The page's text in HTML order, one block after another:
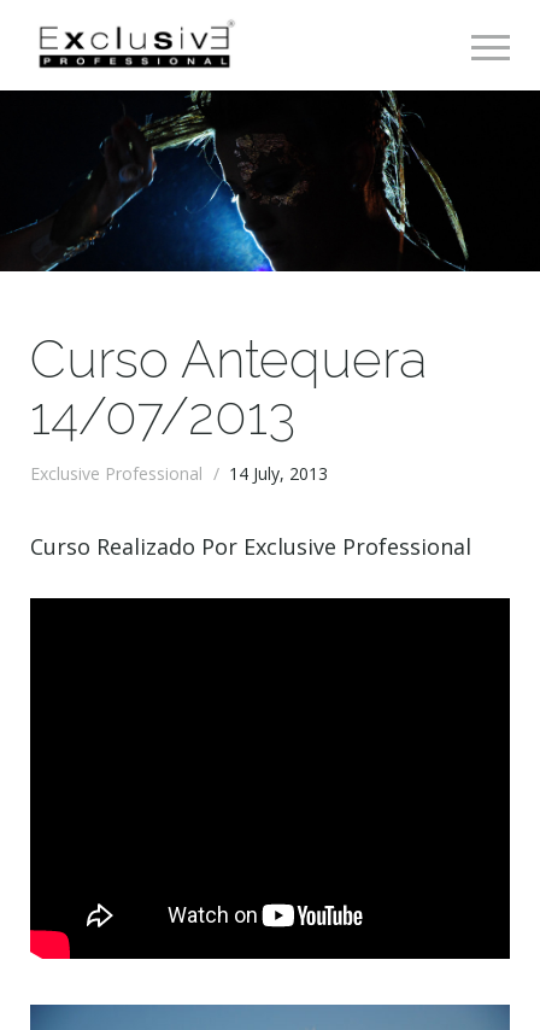
Curso Antequera
14/07/2013
Exclusive Professional / 14 July, 2013
Curso Realizado Por Exclusive Professional